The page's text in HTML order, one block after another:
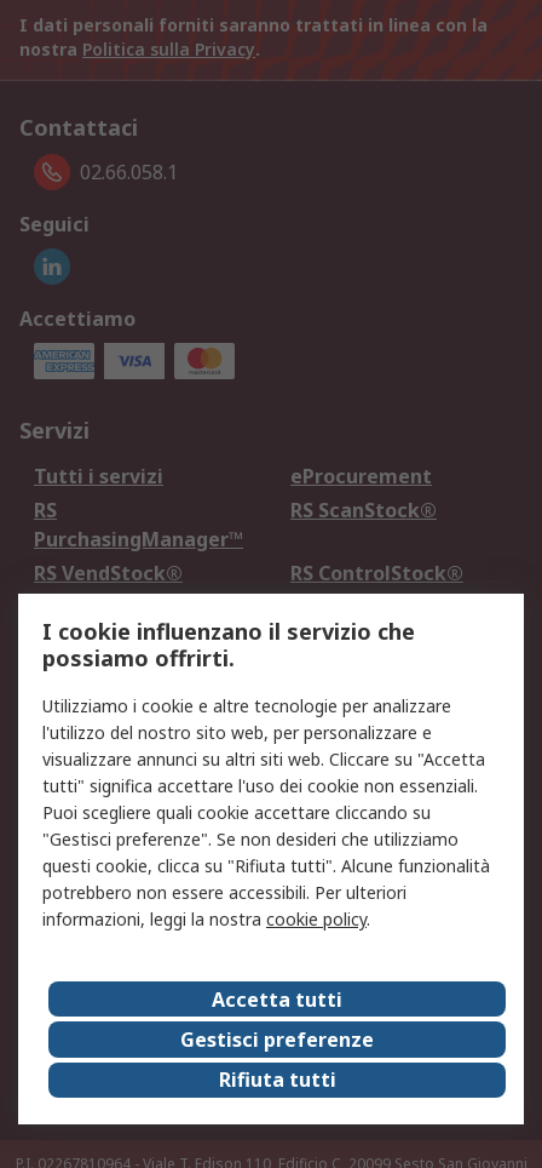
I dati personali forniti saranno trattati in linea con la
nostra Politica sulla Privacy.
Contattaci
02.66.058.1
Seguici
Accettiamo
Servizi
Tutti i servizi
eProcurement
RS
PurchasingManager™
RS ScanStock®
RS VendStock®
RS ControlStock®
Legale
Informativa Cookie
Informativa Privacy -
Aggiornata
Email Security
Termini d'uso
Condizioni di vendita
Condizioni generali di
servizio
Etica e responsabilità
Chi Siamo
Chi Siamo
Contattaci
Supporto
ESG
Carriere
RS Group
Press Centre
Discovery: il Blog di RS
I cookie influenzano il servizio che
possiamo offrirti.
Utilizziamo i cookie e altre tecnologie per analizzare
l'utilizzo del nostro sito web, per personalizzare e
visualizzare annunci su altri siti web. Cliccare su "Accetta
tutti" significa accettare l'uso dei cookie non essenziali.
Puoi scegliere quali cookie accettare cliccando su
"Gestisci preferenze". Se non desideri che utilizziamo
questi cookie, clicca su "Rifiuta tutti". Alcune funzionalità
potrebbero non essere accessibili. Per ulteriori
informazioni, leggi la nostra cookie policy.
Accetta tutti
Gestisci preferenze
Rifiuta tutti